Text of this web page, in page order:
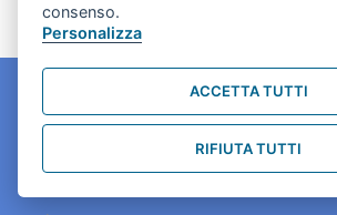
contact.originebologna@gmail.com
consenso.
Personalizza
ACCETTA TUTTI
RIFIUTA TUTTI